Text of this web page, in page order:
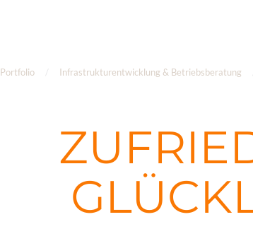
Portfolio Infrastrukturentwicklung & Betriebsberatung